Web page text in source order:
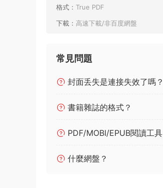
格式： True PDF
下載： 高速下載/非百度網盤
常見問題
封面丢失是連接失效了嗎？
書籍雜誌的格式？
PDF/MOBI/EPUB閱讀工具
什麼網盤？